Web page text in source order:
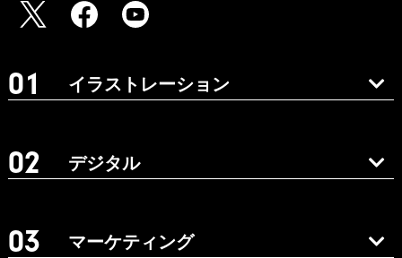
イラストレーション
デジタル
マーケティング